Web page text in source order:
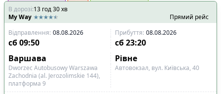
В дорозі:13 год30хв
My Way
Прямий рейс
Відправлення: 08.08.2026 Прибуття: 08.08.2026
сб09:50 сб 23:20
Варшава
Рівне
Dworzec Autobusowy Warszawa
Zachodnia (al. Jerozolimskie 144),
платформа 9
Автовокзал, вул. Київська, 40